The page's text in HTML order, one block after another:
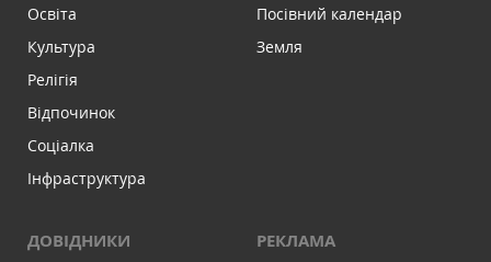
Освіта
Культура
Релігія
Відпочинок
Соціалка
Інфраструктура
Посівний календар
Земля
ДОВІДНИКИ РЕКЛАМА